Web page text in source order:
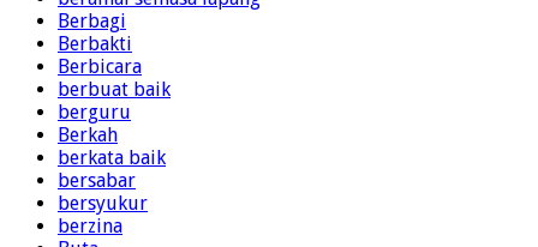
Berbagi
Berbakti
Berbicara
berbuat baik
berguru
Berkah
berkata baik
bersabar
bersyukur
berzina